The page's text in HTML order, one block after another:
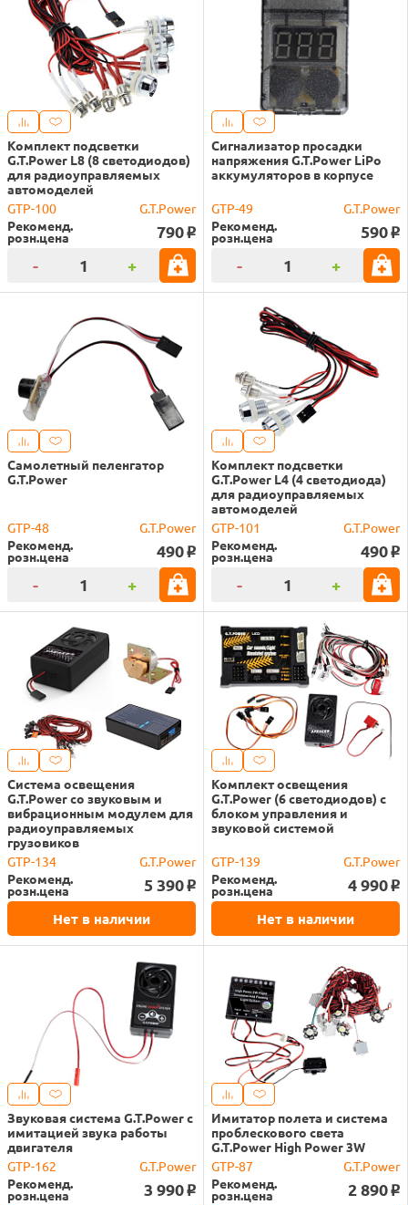
Комплект подсветки
G.T.Power L8 (8 светодиодов)
для радиоуправляемых
автомоделей
GTP-100
G.T.Power
Рекоменд.
розн.цена 790 o
- +
Сигнализатор просадки
напряжения G.T.Power LiPo
аккумуляторов в корпусе
GTP-49
G.T.Power
Рекоменд.
розн.цена 590 o
- +
Самолетный пеленгатор
G.T.Power
GTP-48
G.T.Power
Рекоменд.
розн.цена 490 o
- +
Комплект подсветки
G.T.Power L4 (4 светодиода)
для радиоуправляемых
автомоделей
GTP-101
G.T.Power
Рекоменд.
розн.цена 490 o
- +
Система освещения
G.T.Power со звуковым и
вибрационным модулем для
радиоуправляемых
грузовиков
GTP-134
G.T.Power
Рекоменд.
розн.цена 5 390 o
Нет в наличии
Комплект освещения
G.T.Power (6 светодиодов) с
блоком управления и
звуковой системой
GTP-139
G.T.Power
Рекоменд.
розн.цена 4 990 o
Нет в наличии
Звуковая система G.T.Power с
имитацией звука работы
двигателя
GTP-162
G.T.Power
Рекоменд.
розн.цена 3 990 o
Имитатор полета и система
проблескового света
G.T.Power High Power 3W
GTP-87
G.T.Power
Рекоменд.
розн.цена 2 890 o